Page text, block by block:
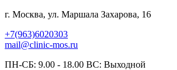
г. Москва, ул. Маршала Захарова, 16
+7(963)6020303
mail@clinic-mos.ru
ПН-СБ: 9.00 - 18.00 ВС: Выходной